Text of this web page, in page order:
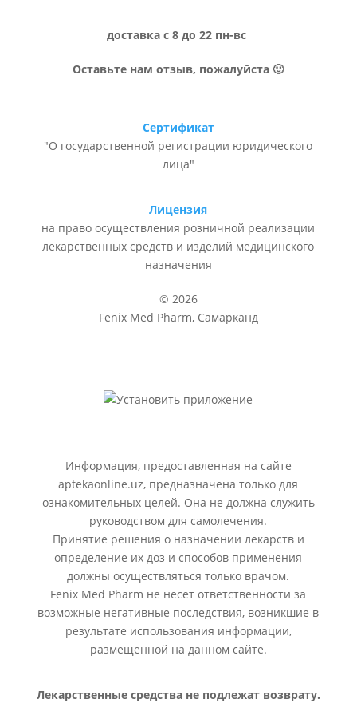
доставка с 8 до 22 пн-вс
Оставьте нам отзыв, пожалуйста 🙂
Сертификат
"О государственной регистрации юридического
лица"
Лицензия
на право осуществления розничной реализации
лекарственных средств и изделий медицинского
назначения
© 2026
Fenix Med Pharm, Самарканд
Информация, предоставленная на сайте
aptekaonline.uz, предназначена только для
ознакомительных целей. Она не должна служить
руководством для самолечения.
Принятие решения о назначении лекарств и
определение их доз и способов применения
должны осуществляться только врачом.
Fenix Med Pharm не несет ответственности за
возможные негативные последствия, возникшие в
результате использования информации,
размещенной на данном сайте.
Лекарственные средства не подлежат возврату.